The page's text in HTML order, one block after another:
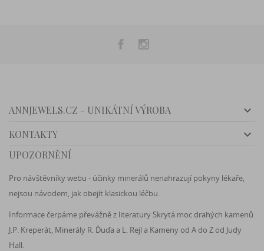
ANNJEWELS.CZ - UNIKÁTNÍ VÝROBA 
KONTAKTY 
UPOZORNĚNÍ
Pro návštěvníky webu - účinky minerálů nenahrazují pokyny lékaře,
nejsou návodem, jak obejít klasickou léčbu.
Informace čerpáme převážně z literatury Skrytá moc drahých kamenů
J.P. Kreperát, Minerály R. Ďuďa a L. Rejl a Kameny od A do Z od Judy
Hall.